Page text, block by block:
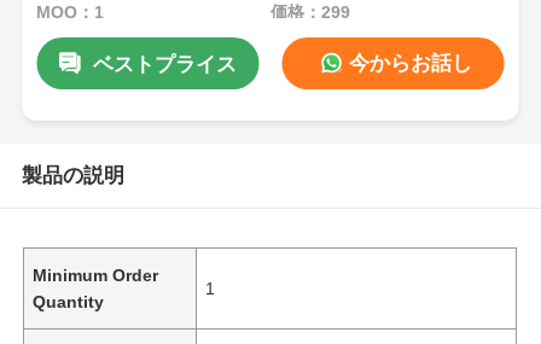
MOQ：1 価格：299
ベストプライス 今からお話し
製品の説明
Minimum Order
Quantity
1